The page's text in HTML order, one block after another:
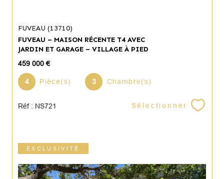
FUVEAU (13710)
FUVEAU – MAISON RÉCENTE T4 AVEC
JARDIN ET GARAGE – VILLAGE À PIED
459 000 €
4 Pièce(s) 3 Chambre(s)
Réf : NS721 Sélectionner
EXCLUSIVITÉ